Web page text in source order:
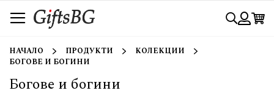
към
съдържанието
Търси
НАЧАЛО ПРОДУКТИ
КОЛЕКЦИИ
БОГОВЕ И БОГИНИ
Богове и богини